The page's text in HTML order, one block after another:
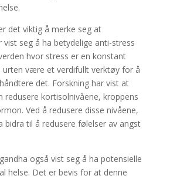
det viktig å merke seg at
vist seg å ha betydelige anti-stress
hvor stress er en konstant
urten være et verdifullt verktøy for å
det. Forskning har vist at
redusere kortisolnivåene, kroppens
Ved å redusere disse nivåene,
bidra til å redusere følelser av angst
også vist seg å ha potensielle
helse. Det er bevis for at denne